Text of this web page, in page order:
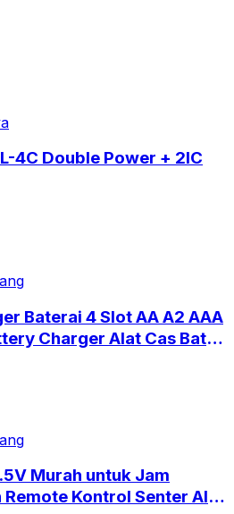
4C Double Power + 2IC
Baterai 4 Slot AA A2 AAA
Charger Alat Cas Batre
Remote TV AC Kamera
Murah untuk Jam
Remote Kontrol Senter Alat